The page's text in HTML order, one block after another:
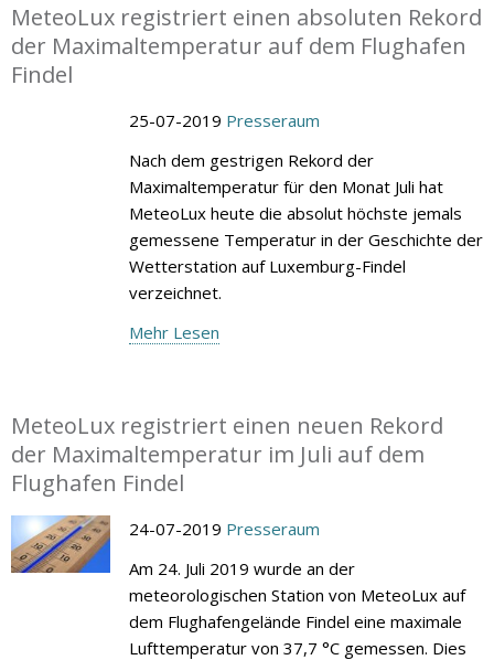
MeteoLux registriert einen absoluten Rekord
der Maximaltemperatur auf dem Flughafen
Findel
25-07-2019 Presseraum
Nach dem gestrigen Rekord der
Maximaltemperatur für den Monat Juli hat
MeteoLux heute die absolut höchste jemals
gemessene Temperatur in der Geschichte der
Wetterstation auf Luxemburg-Findel
verzeichnet.
Mehr Lesen
MeteoLux registriert einen neuen Rekord
der Maximaltemperatur im Juli auf dem
Flughafen Findel
24-07-2019 Presseraum
Am 24. Juli 2019 wurde an der
meteorologischen Station von MeteoLux auf
dem Flughafengelände Findel eine maximale
Lufttemperatur von 37,7 °C gemessen. Dies